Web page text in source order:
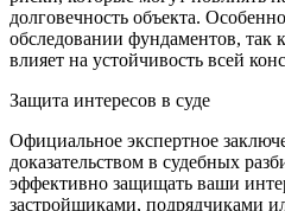
долговечность объекта.
обследовании фундаментов, так
влияет на устойчивость всей
Защита интересов в суде
Официальное экспертное
доказательством в судебных
эффективно защищать ваши
застройщиками, подрядчиками